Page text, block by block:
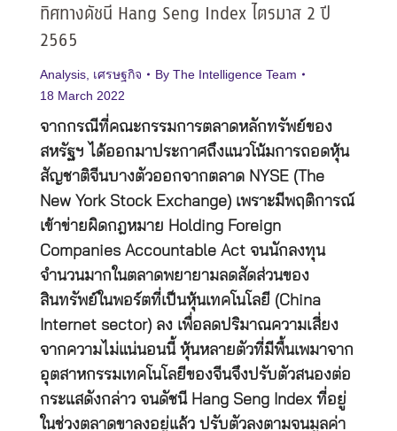
ทิศทางดัชนี Hang Seng Index ไตรมาส 2 ปี
2565
Analysis, เศรษฐกิจ By The Intelligence Team
18 March 2022
จากกรณีที่คณะกรรมการตลาดหลักทรัพย์ของ
สหรัฐฯ ได้ออกมาประกาศถึงแนวโน้มการถอดหุ้น
สัญชาติจีนบางตัวออกจากตลาด NYSE (The
New York Stock Exchange) เพราะมีพฤติการณ์
เข้าข่ายผิดกฎหมาย Holding Foreign
Companies Accountable Act จนนักลงทุน
จำนวนมากในตลาดพยายามลดสัดส่วนของ
สินทรัพย์ในพอร์ตที่เป็นหุ้นเทคโนโลยี (China
Internet sector) ลง เพื่อลดปริมาณความเสี่ยง
จากความไม่แน่นอนนี้ หุ้นหลายตัวที่มีพื้นเพมาจาก
อุตสาหกรรมเทคโนโลยีของจีนจึงปรับตัวสนองต่อ
กระแสดังกล่าว จนดัชนี Hang Seng Index ที่อยู่
ในช่วงตลาดขาลงอยู่แล้ว ปรับตัวลงตามจนมูลค่า